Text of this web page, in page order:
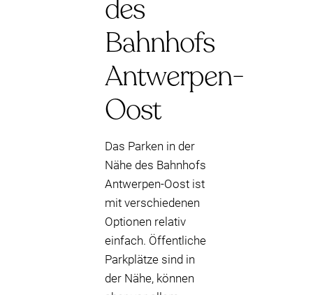
des
Bahnhofs
Antwerpen-
Oost
Das Parken in der
Nähe des Bahnhofs
Antwerpen-Oost ist
mit verschiedenen
Optionen relativ
einfach. Öffentliche
Parkplätze sind in
der Nähe, können